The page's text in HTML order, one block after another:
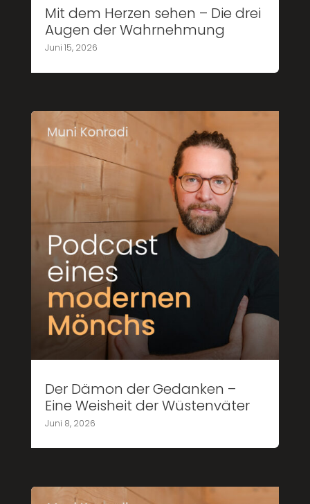
Mit dem Herzen sehen – Die drei
Augen der Wahrnehmung
Juni 15, 2026
Der Dämon der Gedanken –
Eine Weisheit der Wüstenväter
Juni 8, 2026